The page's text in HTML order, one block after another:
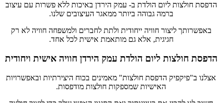
הדפסת חולצות ליום הולדת ב- עמק הירדן באיכות ללא פשרות עם עיצוב
ברמה גבוהה ביותר ממאגר העיצובים שלנו.
באפשרותך ליצור חוויה ייחודית ולתת לחברים ולמשפחה חוויה לא רק
חגיגית, אלא גם מותאמת אישית לכל אחד.
הדפסת חולצות ליום הולדת עמק הירדן חוויה אישית ויחודית
אצלנו ב"פיקפיק הדפסת חולצות" מאמינים בכוח היצירתיות ובאפשרויות
האישיות שמספקות חולצות מודפסות.